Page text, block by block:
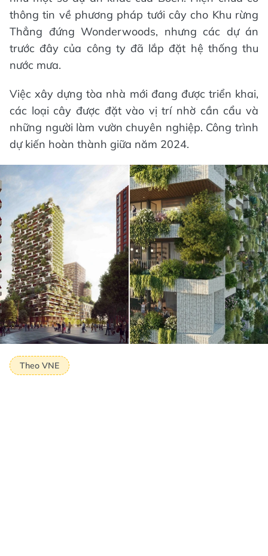
thông tin về phương pháp tưới cây cho Khu rừng
Thẳng đứng Wonderwoods, nhưng các dự án
trước đây của công ty đã lắp đặt hệ thống thu
nước mưa.
Việc xây dựng tòa nhà mới đang được triển khai,
các loại cây được đặt vào vị trí nhờ cần cẩu và
những người làm vườn chuyên nghiệp. Công trình
dự kiến hoàn thành giữa năm 2024.
Theo VNE